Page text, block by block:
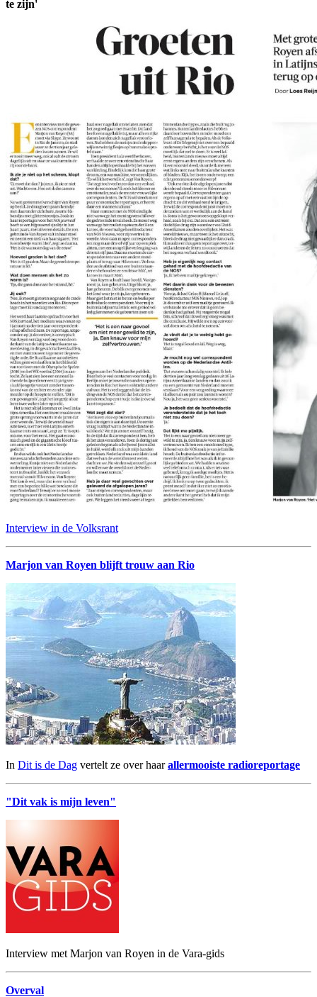
te zijn'
Interview in de Volksrant
Marjon van Royen blijft trouw aan Rio
In Dit is de Dag vertelt ze over haarallermooiste radioreportage
"Dit vak is mijn leven"
Interview met Marjon van Royen in de Vara-gids
Overval